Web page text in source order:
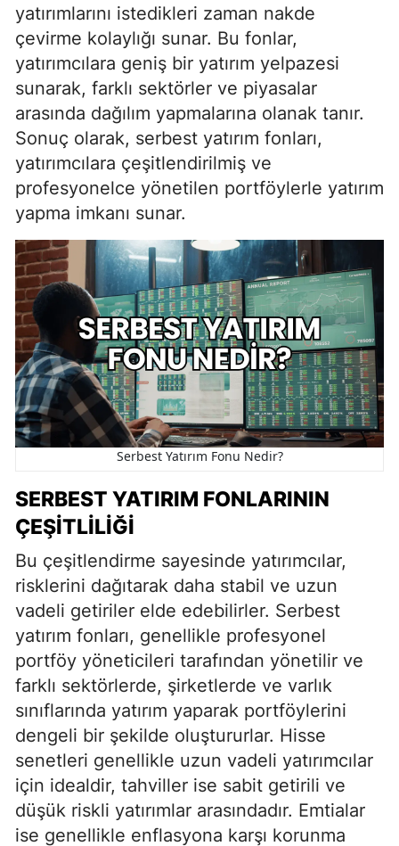
yatırımlarını istedikleri zaman nakde
çevirme kolaylığı sunar. Bu fonlar,
yatırımcılara geniş bir yatırım yelpazesi
sunarak, farklı sektörler ve piyasalar
arasında dağılım yapmalarına olanak tanır.
Sonuç olarak, serbest yatırım fonları,
yatırımcılara çeşitlendirilmiş ve
profesyonelce yönetilen portföylerle yatırım
yapma imkanı sunar.
Serbest Yatırım Fonu Nedir?
SERBEST YATIRIM FONLARININ
ÇEŞITLILIĞI
Bu çeşitlendirme sayesinde yatırımcılar,
risklerini dağıtarak daha stabil ve uzun
vadeli getiriler elde edebilirler. Serbest
yatırım fonları, genellikle profesyonel
portföy yöneticileri tarafından yönetilir ve
farklı sektörlerde, şirketlerde ve varlık
sınıflarında yatırım yaparak portföylerini
dengeli bir şekilde oluştururlar. Hisse
senetleri genellikle uzun vadeli yatırımcılar
için idealdir, tahviller ise sabit getirili ve
düşük riskli yatırımlar arasındadır. Emtialar
ise genellikle enflasyona karşı korunma